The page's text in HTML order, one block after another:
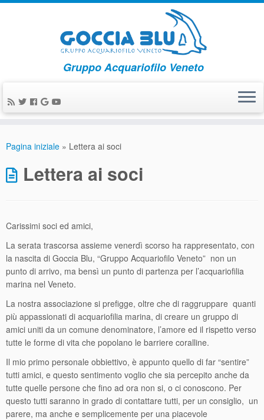
Gruppo Acquariofilo Veneto
Pagina iniziale » Lettera ai soci
Lettera ai soci
Carissimi soci ed amici,
La serata trascorsa assieme venerdì scorso ha rappresentato, con
la nascita di Goccia Blu, “Gruppo Acquariofilo Veneto” non un
punto di arrivo, ma bensì un punto di partenza per l’acquariofilia
marina nel Veneto.
La nostra associazione si prefigge, oltre che di raggruppare quanti
più appassionati di acquariofilia marina, di creare un gruppo di
amici uniti da un comune denominatore, l’amore ed il rispetto verso
tutte le forme di vita che popolano le barriere coralline.
Il mio primo personale obbiettivo, è appunto quello di far “sentire”
tutti amici, e questo sentimento voglio che sia percepito anche da
tutte quelle persone che fino ad ora non si, o ci conoscono. Per
questo tutti saranno in grado di contattare tutti, per un consiglio, un
parere, ma anche e semplicemente per una piacevole